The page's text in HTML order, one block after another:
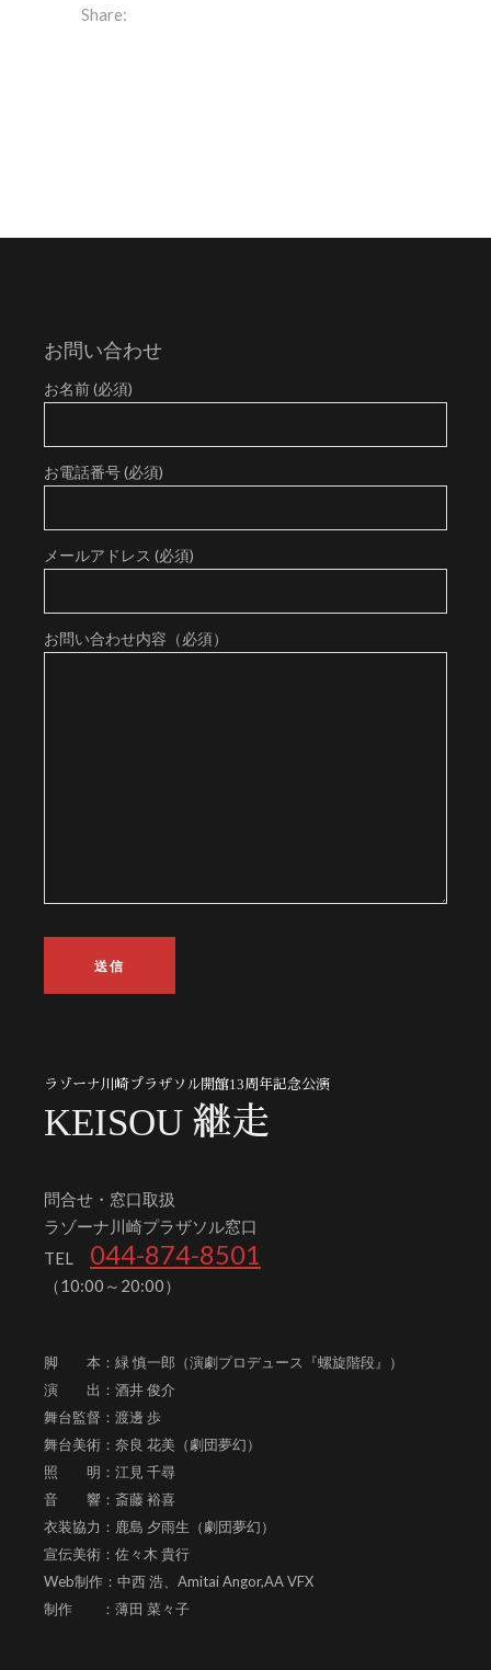
Share:
お問い合わせ
お名前 (必須)
お電話番号 (必須)
メールアドレス (必須)
お問い合わせ内容（必須）
ラゾーナ川崎プラザソル開館13周年記念公演
KEISOU 継走
問合せ・窓口取扱
ラゾーナ川崎プラザソル窓口
TEL 044-874-8501
（10:00～20:00）
脚 本：緑 慎一郎（演劇プロデュース『螺旋階段』）
演 出：酒井 俊介
舞台監督：渡邊 歩
舞台美術：奈良 花美（劇団夢幻）
照 明：江見 千尋
音 響：斎藤 裕喜
衣装協力：鹿島 夕雨生（劇団夢幻）
宣伝美術：佐々木 貴行
Web制作：中西 浩、 Amitai Angor,AA VFX
制作 ：薄田 菜々子